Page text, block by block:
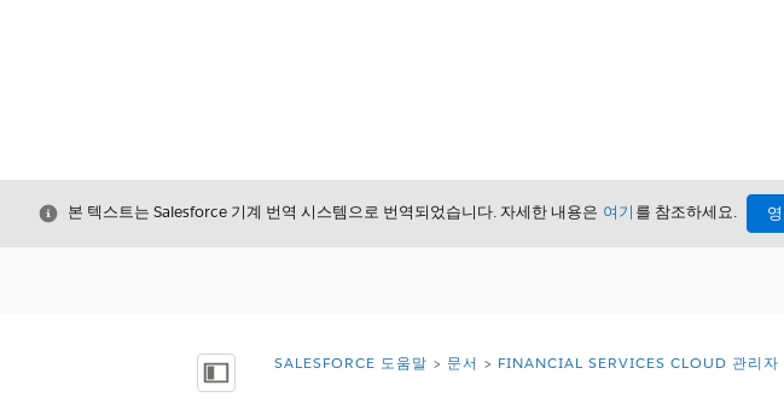
닫기본 텍스트는 Salesforce 기계 번역 시스템으로 번역되었습니다. 자세한 내용은 여기 를 참조하세요.
목차 표시 위치:
SALESFORCE 도움말 문서 FINANCIAL SERVICES CLOUD 관리자